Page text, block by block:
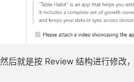
然后就是按 Review 结构进行修改